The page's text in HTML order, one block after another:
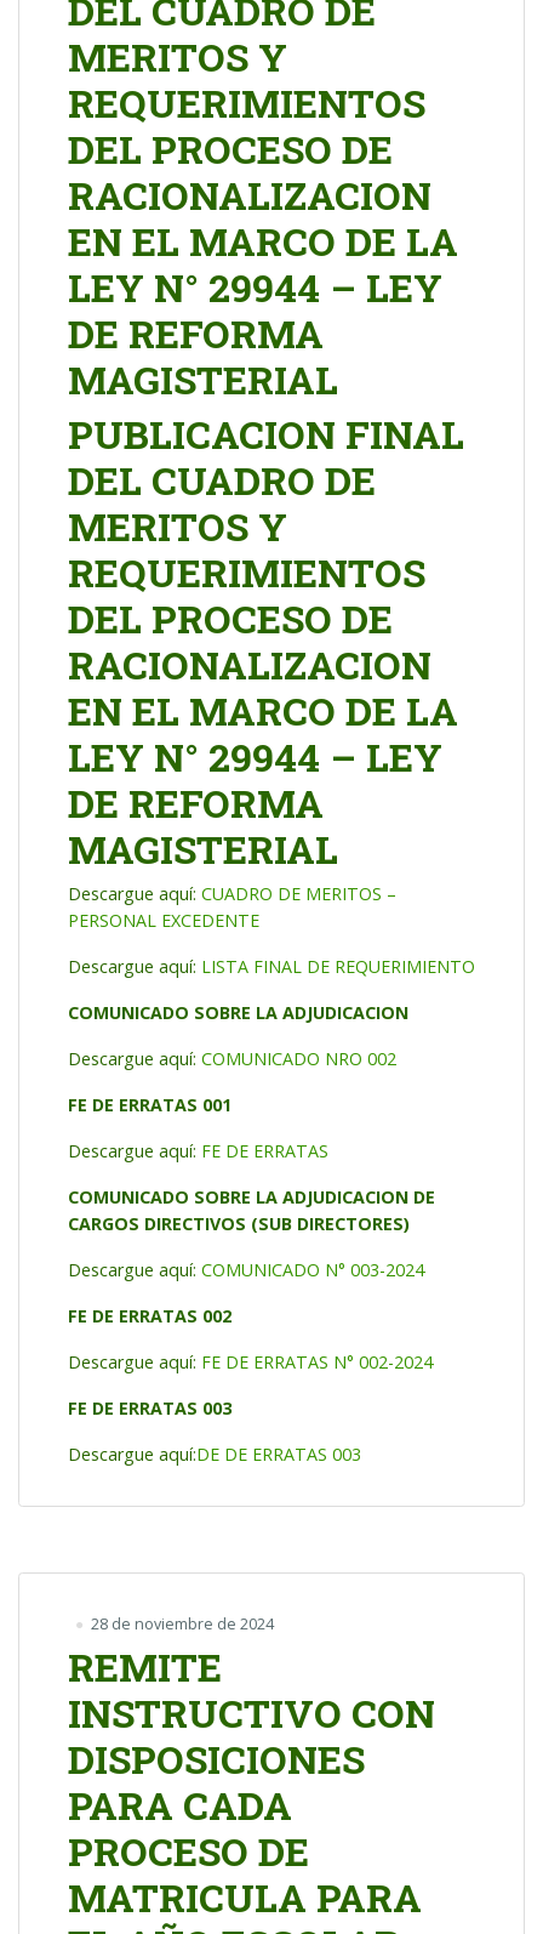
MERITOS Y
REQUERIMIENTOS
DEL PROCESO DE
RACIONALIZACION
EN EL MARCO DE LA
LEY N° 29944 – LEY
DE REFORMA
MAGISTERIAL
PUBLICACION FINAL
DEL CUADRO DE
MERITOS Y
REQUERIMIENTOS
DEL PROCESO DE
RACIONALIZACION
EN EL MARCO DE LA
LEY N° 29944 – LEY
DE REFORMA
MAGISTERIAL
Descargue aquí: CUADRO DE MERITOS –
PERSONAL EXCEDENTE
Descargue aquí: LISTA FINAL DE REQUERIMIENTO
COMUNICADO SOBRE LA ADJUDICACION
Descargue aquí: COMUNICADO NRO 002
FE DE ERRATAS 001
Descargue aquí: FE DE ERRATAS
COMUNICADO SOBRE LA ADJUDICACION DE
CARGOS DIRECTIVOS (SUB DIRECTORES)
Descargue aquí: COMUNICADO N° 003-2024
FE DE ERRATAS 002
Descargue aquí: FE DE ERRATAS N° 002-2024
FE DE ERRATAS 003
Descargue aquí:DE DE ERRATAS 003
28 de noviembre de 2024
REMITE
INSTRUCTIVO CON
DISPOSICIONES
PARA CADA
PROCESO DE
MATRICULA PARA